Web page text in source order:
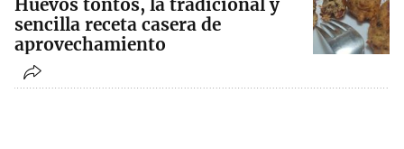
Huevos tontos, la tradicional y
sencilla receta casera de
aprovechamiento